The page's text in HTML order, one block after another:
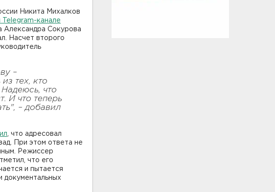
Никита Михалков
Telegram-канале
Александра Сокурова
Насчет второго
–
тех, кто
что
И что теперь
– добавил
, что адресовал
При этом ответа не
Режиссер
что его
и пытается
документальных